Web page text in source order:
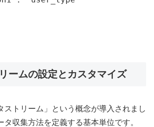
ームの設定とカスタマイズ
ストリーム」という概念が導入されまし
タ収集方法を定義する基本単位です。